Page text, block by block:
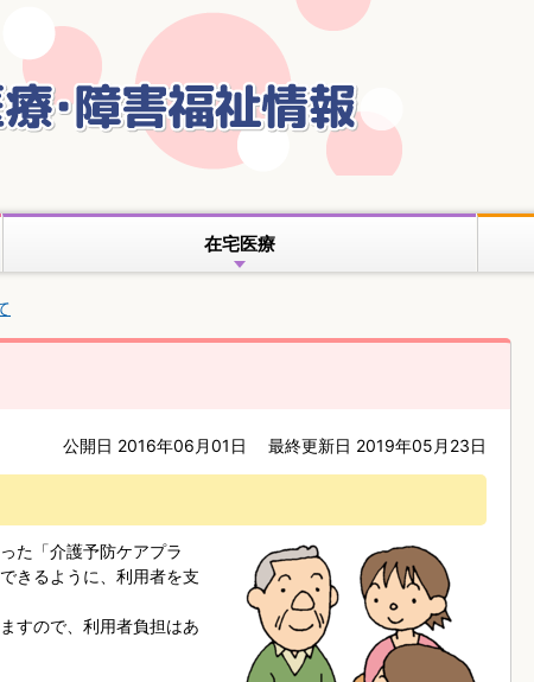
本
動
在宅医療
公開日 2016年06月01日 最終更新日 2019年05月23日
た「介護予防ケアプラ
きるように、利用者を支
すので、利用者負担はあ